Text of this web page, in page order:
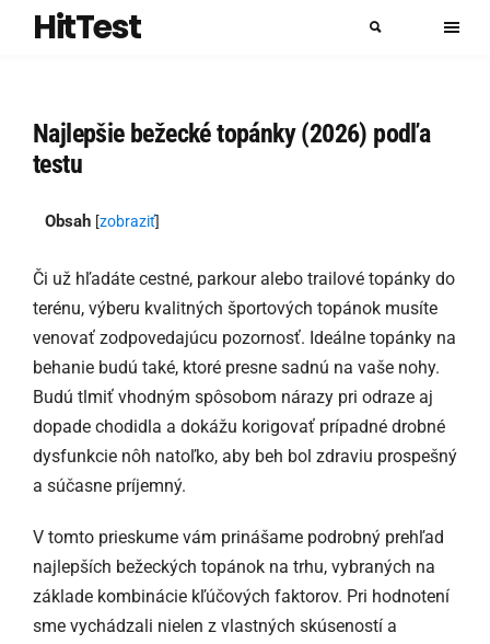
HitTest
Najlepšie bežecké topánky (2026) podľa
testu
Obsah [zobraziť]
Či už hľadáte cestné, parkour alebo trailové topánky do
terénu, výberu kvalitných športových topánok musíte
venovať zodpovedajúcu pozornosť. Ideálne topánky na
behanie budú také, ktoré presne sadnú na vaše nohy.
Budú tlmiť vhodným spôsobom nárazy pri odraze aj
dopade chodidla a dokážu korigovať prípadné drobné
dysfunkcie nôh natoľko, aby beh bol zdraviu prospešný
a súčasne príjemný.
V tomto prieskume vám prinášame podrobný prehľad
najlepších bežeckých topánok na trhu, vybraných na
základe kombinácie kľúčových faktorov. Pri hodnotení
sme vychádzali nielen z vlastných skúseností a